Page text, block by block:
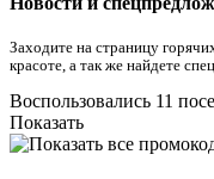
Заходите на страницу
красоте, а так же найдете
Воспользовались 11
Показать